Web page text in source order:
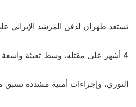
تستعد طهران لدفن المرشد الإيراني
4 أشهر على مقتله، وسط تعبئة
الثوري، وإجراءات أمنية مشددة